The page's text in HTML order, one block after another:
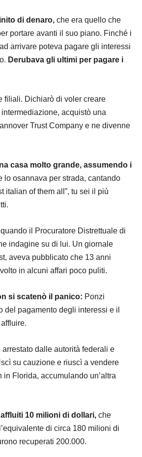
di denaro, che era quello che
portare avanti il suo piano. Finché i
arrivare poteva pagare gli interessi
Derubava gli ultimi per pagare i
filiali. Dichiarò di voler creare
intermediazione, acquistò una
Trust Company e ne divenne
casa molto grande, assumendo i
lo osannava per strada, cantando
italian of them all”, tu sei il più
il Procuratore Distrettuale di
indagine su di lui. Un giornale
aveva pubblicato che 13 anni
in alcuni affari poco puliti.
si scatenò il panico: Ponzi
del pagamento degli interessi e il
arrestato dalle autorità federali e
su cauzione e riuscì a vendere
Florida, accumulando un’altra
10 milioni di dollari, che
di circa 180 milioni di
recuperati 200.000.